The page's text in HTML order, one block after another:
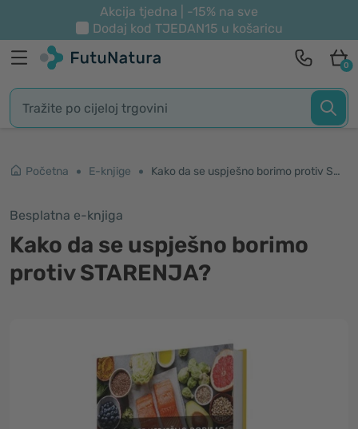
Akcija tjedna | -15% na sve
Dodaj kod TJEDAN15 u košaricu
0
Početna E-knjige Kako da se uspješno borimo protiv STARENJA?
Besplatna e-knjiga
Kako da se uspješno borimo
protiv STARENJA?